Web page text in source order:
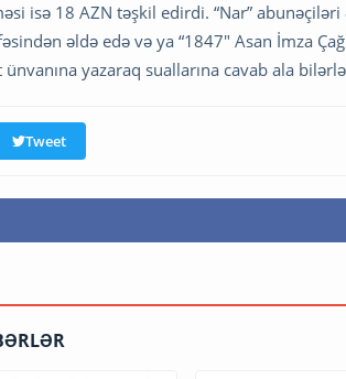
isə 18 AZN təşkil edirdi. “Nar” abunəçiləri
əldə edə və ya “1847" Asan İmza
yazaraq suallarına cavab ala
Tweet